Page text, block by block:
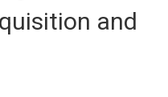
and